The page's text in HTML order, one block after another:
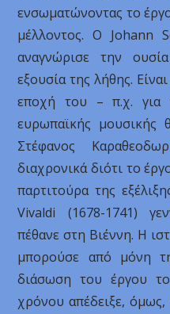
ενσωματώνοντας το
μέλλοντος. Ο Johann
αναγνώρισε την
εξουσία της λήθης.
εποχή του – π.χ. για
ευρωπαϊκής
Στέφανος
διαχρονικά διότι το
παρτιτούρα της
Vivaldi (1678-1741)
πέθανε στη Βιέννη. Η
μπορούσε από μόνη
διάσωση του έργου
χρόνου απέδειξε,